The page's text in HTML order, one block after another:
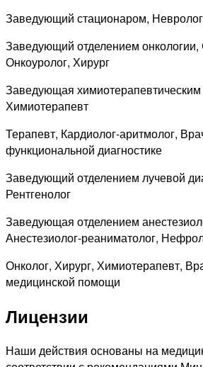
Заведующий стационаром, Невролог
Заведующий отделением онкологии,
Онкоуролог, Хирург
Заведующая химиотерапевтическим
Химиотерапевт
Терапевт, Кардиолог-аритмолог,
функциональной диагностике
Заведующий отделением лучевой
Рентгенолог
Заведующая отделением
Анестезиолог-реаниматолог,
Онколог, Хирург, Химиотерапевт,
медицинской помощи
Лицензии
Наши действия основаны на